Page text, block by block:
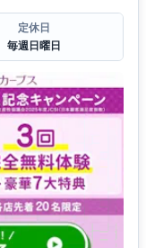
定休日
毎週日曜日